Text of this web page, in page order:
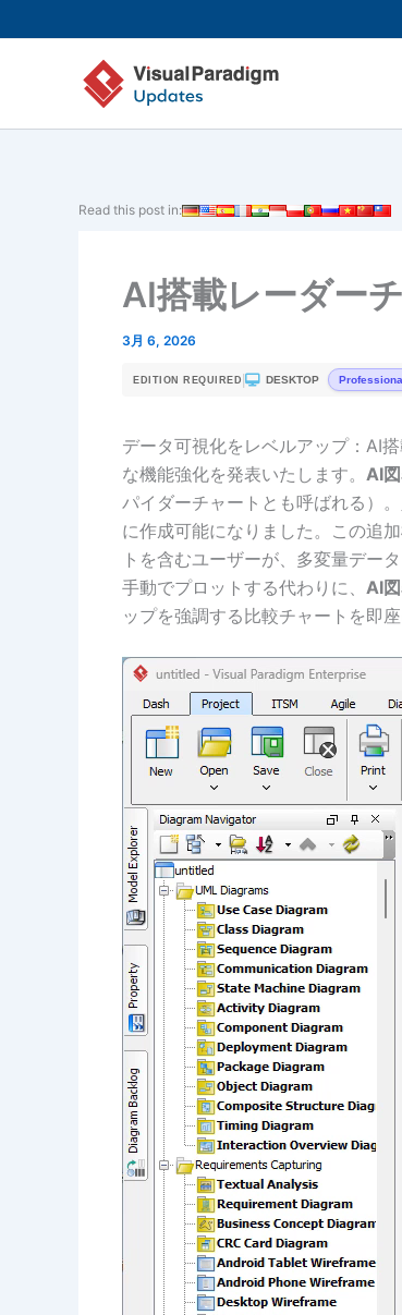
容
キ
Read this post in:
AI搭載レーダー
3月 6, 2026
EDITION REQUIRED DESKTOP
データ可視化をレベルアップ：AI
な機能強化を発表いたします。 AI
パイダーチャートとも呼ばれる）
に作成可能になりました。この追
トを含むユーザーが、多変量デー
手動でプロットする代わりに、 AI
ップを強調する比較チャートを即